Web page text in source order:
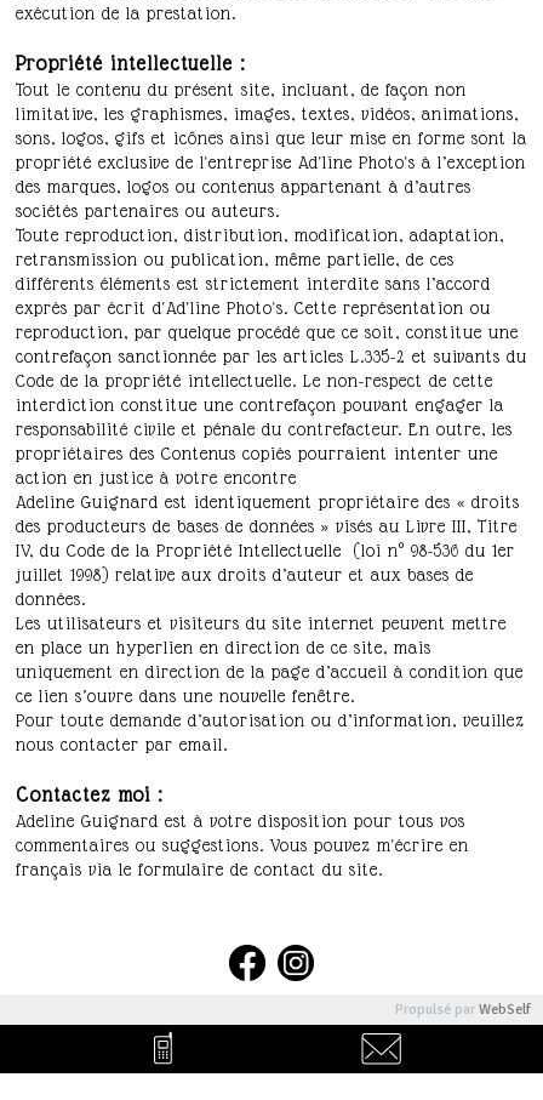
exécution de la prestation.
Propriété intellectuelle :
Tout le contenu du présent site, incluant, de façon non
limitative, les graphismes, images, textes, vidéos, animations,
sons, logos, gifs et icônes ainsi que leur mise en forme sont la
propriété exclusive de l'entreprise Ad'line Photo's à l’exception
des marques, logos ou contenus appartenant à d’autres
sociétés partenaires ou auteurs.
Toute reproduction, distribution, modification, adaptation,
retransmission ou publication, même partielle, de ces
différents éléments est strictement interdite sans l’accord
exprès par écrit d'Ad'line Photo's. Cette représentation ou
reproduction, par quelque procédé que ce soit, constitue une
contrefaçon sanctionnée par les articles L.335-2 et suivants du
Code de la propriété intellectuelle. Le non-respect de cette
interdiction constitue une contrefaçon pouvant engager la
responsabilité civile et pénale du contrefacteur. En outre, les
propriétaires des Contenus copiés pourraient intenter une
action en justice à votre encontre
Adeline Guignard est identiquement propriétaire des « droits
des producteurs de bases de données » visés au Livre III, Titre
IV, du Code de la Propriété Intellectuelle (loi n° 98-536 du 1er
juillet 1998) relative aux droits d’auteur et aux bases de
données.
Les utilisateurs et visiteurs du site internet peuvent mettre
en place un hyperlien en direction de ce site, mais
uniquement en direction de la page d’accueil à condition que
ce lien s’ouvre dans une nouvelle fenêtre.
Pour toute demande d’autorisation ou d’information, veuillez
nous contacter par email.
Contactez moi :
Adeline Guignard est à votre disposition pour tous vos
commentaires ou suggestions. Vous pouvez m'écrire en
français via le formulaire de contact du site.
Propulsé par WebSelf